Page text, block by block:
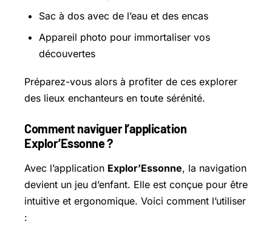
Sac à dos avec de l’eau et des encas
Appareil photo pour immortaliser vos
découvertes
Préparez-vous alors à profiter de ces explorer
des lieux enchanteurs en toute sérénité.
Comment naviguer l’application
Explor’Essonne ?
Avec l’application Explor’Essonne, la navigation
devient un jeu d’enfant. Elle est conçue pour être
intuitive et ergonomique. Voici comment l’utiliser
: